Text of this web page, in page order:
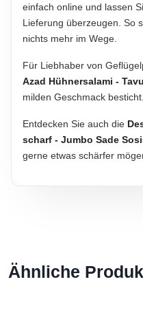
einfach online und lassen
Lieferung überzeugen. So
nichts mehr im Wege.
Für Liebhaber von
Azad Hühnersalami -
milden Geschmack besticht.
Entdecken Sie auch die
scharf - Jumbo Sade
gerne etwas schärfer
Ähnliche